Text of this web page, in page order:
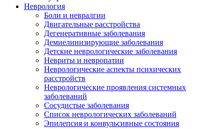
Неврология
Боли и невралгии
Двигательные расстройства
Дегенеративные заболевания
Демиелинизирующие заболевания
Детские неврологические заболевания
Невриты и невропатии
Неврологические аспекты психических
расстройств
Неврологические проявления системных
заболеваний
Сосудистые заболевания
Список неврологических заболеваний
Эпилепсия и конвульсивные состояния